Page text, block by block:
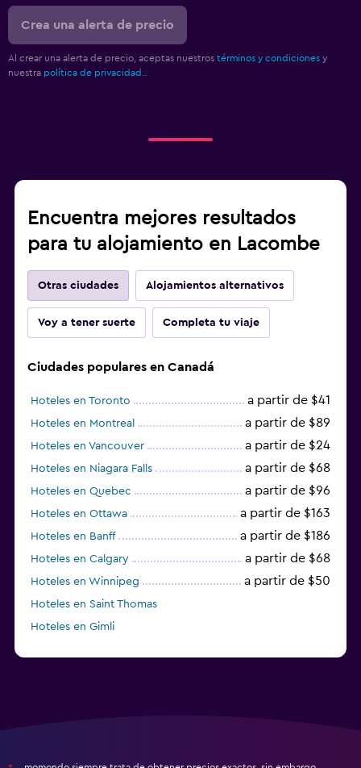
Crea una alerta de precio
Al crear una alerta de precio, aceptas nuestros términos y condiciones y
nuestra política de privacidad.
Encuentra mejores resultados
para tu alojamiento en Lacombe
Otras ciudades Alojamientos alternativos
Voy a tener suerte Completa tu viaje
Ciudades populares en Canadá
Hoteles en Toronto a partir de $41
Hoteles en Montreal a partir de $89
Hoteles en Vancouver a partir de $24
Hoteles en Niagara Falls a partir de $68
Hoteles en Quebec a partir de $96
Hoteles en Ottawa a partir de $163
Hoteles en Banff a partir de $186
Hoteles en Calgary a partir de $68
Hoteles en Winnipeg a partir de $50
Hoteles en Saint Thomas
Hoteles en Gimli